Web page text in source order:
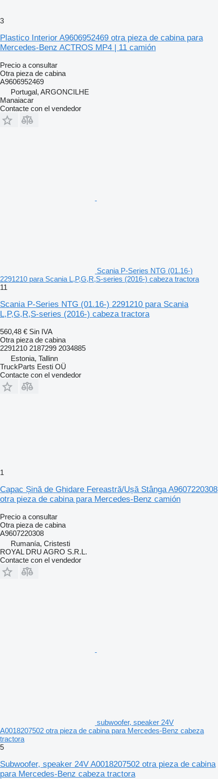
3
Plastico Interior A9606952469 otra pieza de cabina para
Mercedes-Benz ACTROS MP4 | 11 camión
Precio a consultar
Otra pieza de cabina
A9606952469
Portugal, ARGONCILHE
Manaiacar
Contacte con el vendedor
Scania P-Series NTG (01.16-)
2291210 para Scania L,P,G,R,S-series (2016-) cabeza tractora
11
Scania P-Series NTG (01.16-) 2291210 para Scania
L,P,G,R,S-series (2016-) cabeza tractora
560,48 € Sin IVA
Otra pieza de cabina
2291210 2187299 2034885
Estonia, Tallinn
TruckParts Eesti OÜ
Contacte con el vendedor
1
Capac Șină de Ghidare Fereastră/Ușă Stânga A9607220308
otra pieza de cabina para Mercedes-Benz camión
Precio a consultar
Otra pieza de cabina
A9607220308
Rumanía, Cristesti
ROYAL DRU AGRO S.R.L.
Contacte con el vendedor
subwoofer, speaker 24V
A0018207502 otra pieza de cabina para Mercedes-Benz cabeza
tractora
5
Subwoofer, speaker 24V A0018207502 otra pieza de cabina
para Mercedes-Benz cabeza tractora